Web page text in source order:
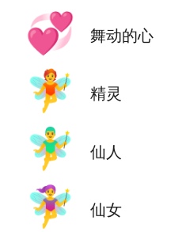
💞 舞动的心
🧚 精灵
🧚‍♂️ 仙人
🧚‍♀️ 仙女